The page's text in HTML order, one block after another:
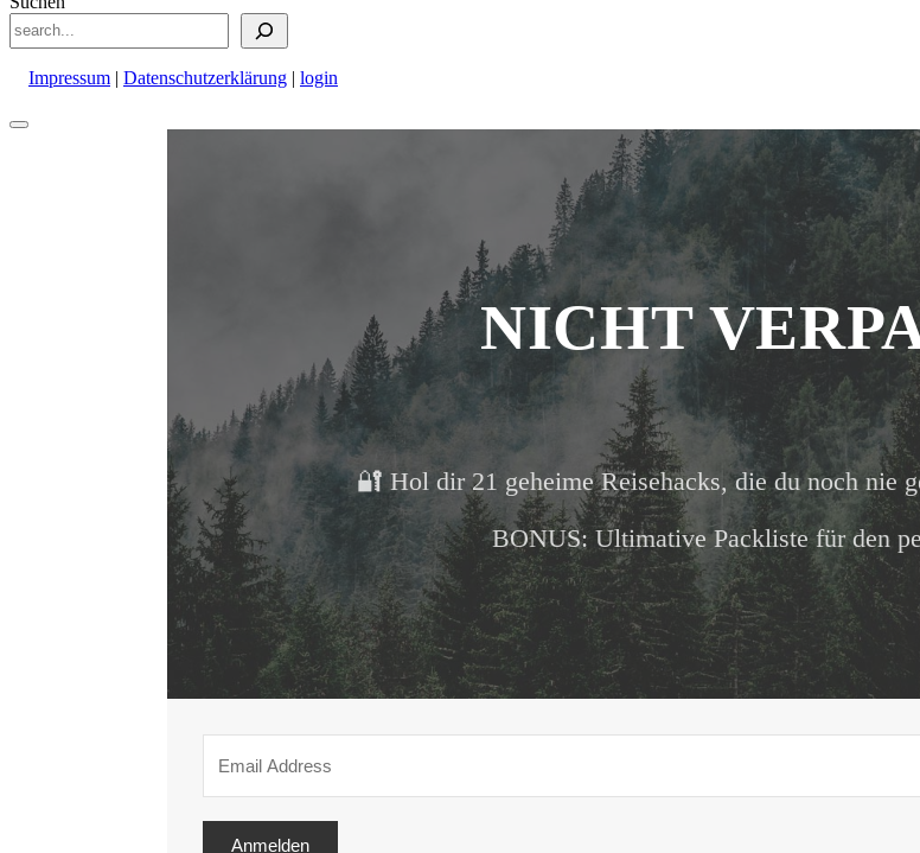
Impressum | Datenschutzerklärung | login
Nach
NICHT
🔐 Hol dir 21 geheime Reisehacks, die du noch nie
BONUS: Ultimative Packliste für den
Anmelden